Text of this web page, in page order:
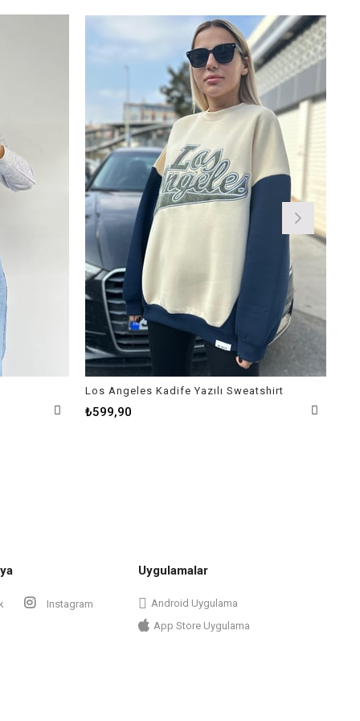
Los Angeles Kadife Yazılı Sweatshirt
₺599,90
Instagram
Uygulamalar
Android Uygulama
App Store Uygulama